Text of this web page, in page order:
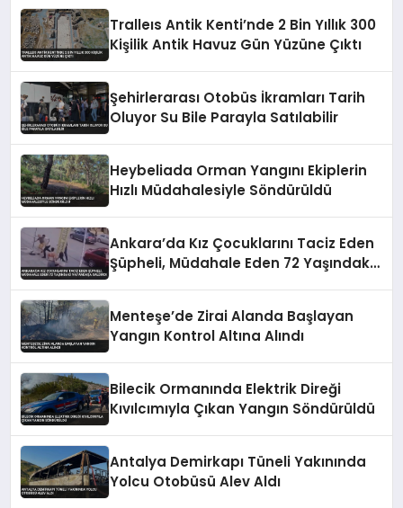
Tralleıs Antik Kenti’nde 2 Bin Yıllık 300
Kişilik Antik Havuz Gün Yüzüne Çıktı
Şehirlerarası Otobüs İkramları Tarih
Oluyor Su Bile Parayla Satılabilir
Heybeliada Orman Yangını Ekiplerin
Hızlı Müdahalesiyle Söndürüldü
Ankara’da Kız Çocuklarını Taciz Eden
Şüpheli, Müdahale Eden 72 Yaşındaki
Menteşe’de Zirai Alanda Başlayan
Yangın Kontrol Altına Alındı
Bilecik Ormanında Elektrik Direği
Kıvılcımıyla Çıkan Yangın Söndürüldü
Antalya Demirkapı Tüneli Yakınında
Yolcu Otobüsü Alev Aldı